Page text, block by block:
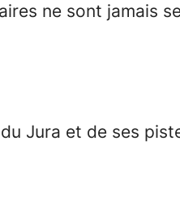
ne sont jamais
Jura et de ses